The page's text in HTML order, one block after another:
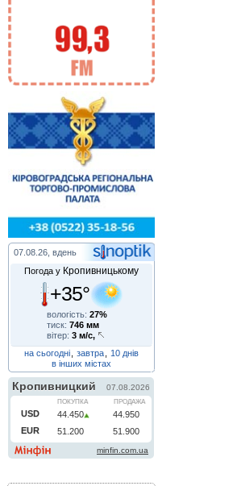
07.08.26, вдень
Погода у Кропивницькому
+35°
вологість:27%
тиск:746 мм
вітер:3 м/с,
на сьогодні
завтра
10 днів
в інших містах